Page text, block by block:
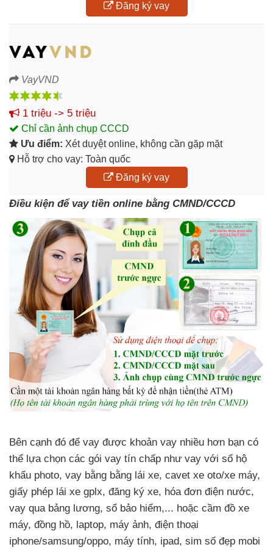
Đăng ký vay
VayVND
1 triệu -> 5 triệu
Chỉ cần ảnh chụp CCCD
Ưu điểm: Xét duyệt online, không cần gặp mặt
Hỗ trợ cho vay: Toàn quốc
Đăng ký vay
Điều kiện để vay tiền online bằng CMND/CCCD
Bên cạnh đó để vay được khoản vay nhiều hơn bạn có
thể lựa chọn các gói vay tín chấp như vay với sổ hộ
khẩu photo, vay bằng bằng lái xe, cavet xe oto/xe máy,
giấy phép lái xe gplx, đăng ký xe, hóa đơn điện nước,
vay qua bảng lương, sổ bảo hiểm,... hoặc cầm đồ xe
máy, đồng hồ, laptop, máy ảnh, điện thoại
iphone/samsung/oppo, máy tính, ipad, sim số đẹp mobi